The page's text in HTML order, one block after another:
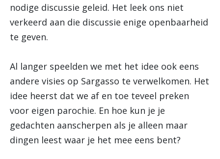
nodige discussie geleid. Het leek ons niet
verkeerd aan die discussie enige openbaarheid
te geven.
Al langer speelden we met het idee ook eens
andere visies op Sargasso te verwelkomen. Het
idee heerst dat we af en toe teveel preken
voor eigen parochie. En hoe kun je je
gedachten aanscherpen als je alleen maar
dingen leest waar je het mee eens bent?